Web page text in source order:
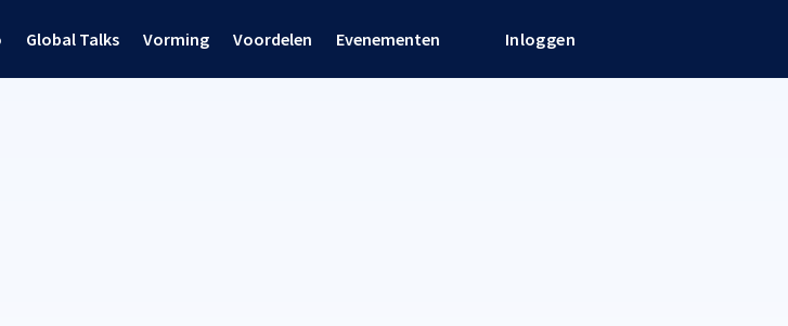
Global Talks Vorming Voordelen Evenementen Inloggen